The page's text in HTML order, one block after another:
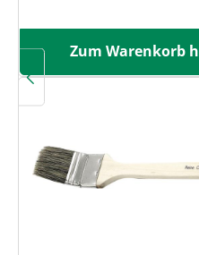
Zum Warenkorb